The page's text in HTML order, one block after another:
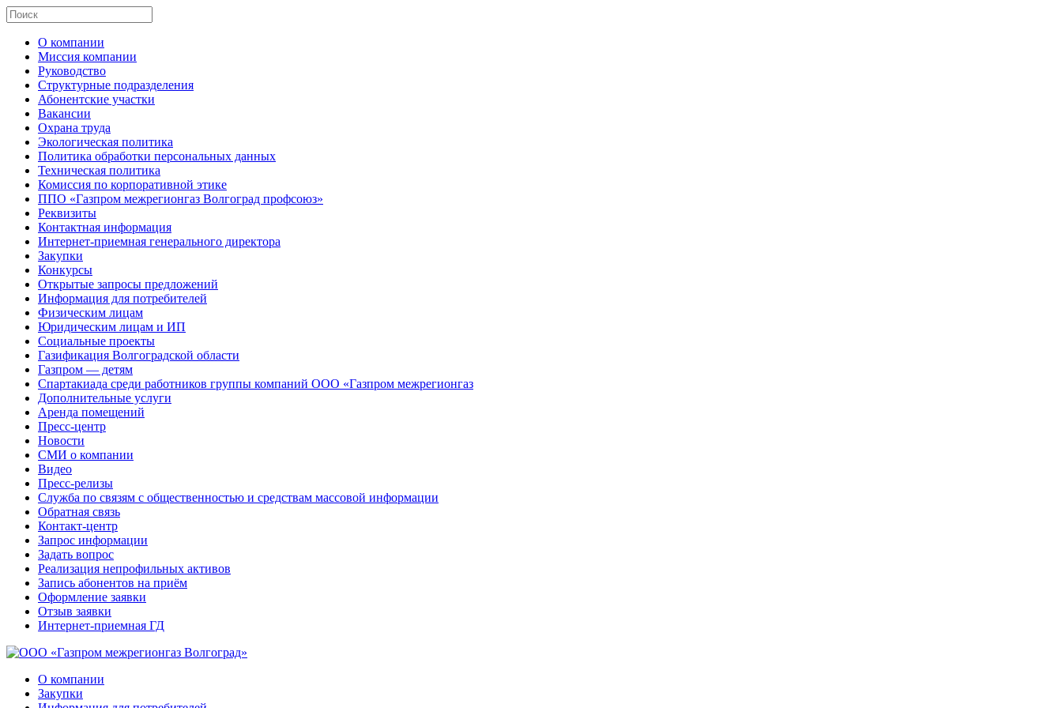
О компании
Миссия компании
Руководство
Структурные подразделения
Абонентские участки
Вакансии
Охрана труда
Экологическая политика
Политика обработки персональных данных
Техническая политика
Комиссия по корпоративной этике
ППО «Газпром межрегионгаз Волгоград профсоюз»
Реквизиты
Контактная информация
Интернет-приемная генерального директора
Закупки
Конкурсы
Открытые запросы предложений
Информация для потребителей
Физическим лицам
Юридическим лицам и ИП
Социальные проекты
Газификация Волгоградской области
Газпром — детям
Спартакиада среди работников группы компаний ООО «Газпром межрегионгаз
Дополнительные услуги
Аренда помещений
Пресс-центр
Новости
СМИ о компании
Видео
Пресс-релизы
Служба по связям с общественностью и средствам массовой информации
Обратная связь
Контакт-центр
Запрос информации
Задать вопрос
Реализация непрофильных активов
Запись абонентов на приём
Оформление заявки
Отзыв заявки
Интернет-приемная ГД
О компании
Закупки